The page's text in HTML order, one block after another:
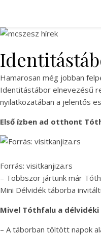
Hamarosan még jobban
Identitástábor elnevezésű
nyilatkozatában a jelentős
Első ízben ad otthont
Forrás: visitkanjiza.rs
– Többször jártunk már
Mini Délvidék táborba
Mivel Tóthfalu a
– A táborban töltött napok